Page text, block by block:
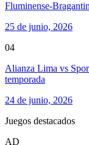
Fluminense-
25 de junio, 2026
04
Alianza Lima vs
temporada
24 de junio, 2026
Juegos destacados
AD